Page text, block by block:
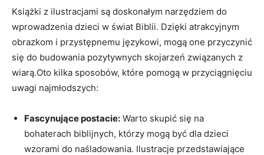
Książki z ilustracjami są doskonałym narzędziem do
wprowadzenia dzieci w świat Biblii. Dzięki atrakcyjnym
obrazkom i przystępnemu językowi, mogą one przyczynić
się do budowania pozytywnych skojarzeń związanych z
wiarą.Oto kilka sposobów, które pomogą w przyciągnięciu
uwagi najmłodszych:
Fascynujące postacie: Warto skupić się na
bohaterach biblijnych, którzy mogą być dla dzieci
wzorami do naśladowania. Ilustracje przedstawiające